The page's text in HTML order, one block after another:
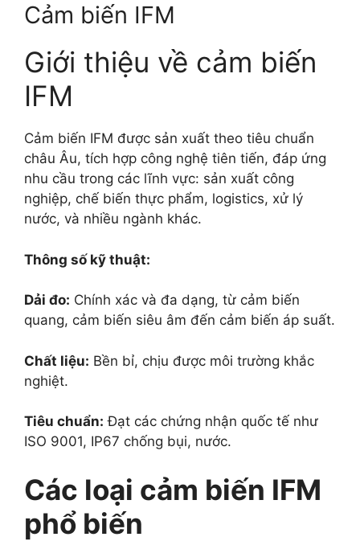
Cảm biến IFM
Giới thiệu về cảm biến
IFM
Cảm biến IFM được sản xuất theo tiêu chuẩn
châu Âu, tích hợp công nghệ tiên tiến, đáp ứng
nhu cầu trong các lĩnh vực: sản xuất công
nghiệp, chế biến thực phẩm, logistics, xử lý
nước, và nhiều ngành khác.
Thông số kỹ thuật:
Dải đo: Chính xác và đa dạng, từ cảm biến
quang, cảm biến siêu âm đến cảm biến áp suất.
Chất liệu: Bền bỉ, chịu được môi trường khắc
nghiệt.
Tiêu chuẩn: Đạt các chứng nhận quốc tế như
ISO 9001, IP67 chống bụi, nước.
Các loại cảm biến IFM
phổ biến